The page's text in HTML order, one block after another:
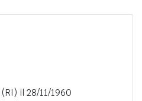
il 28/11/1960